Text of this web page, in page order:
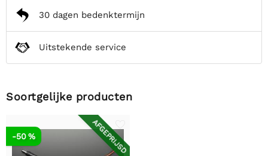
30 dagen bedenktermijn
Uitstekende service
Soortgelijke producten
AFGEPRIJSD
-50 %